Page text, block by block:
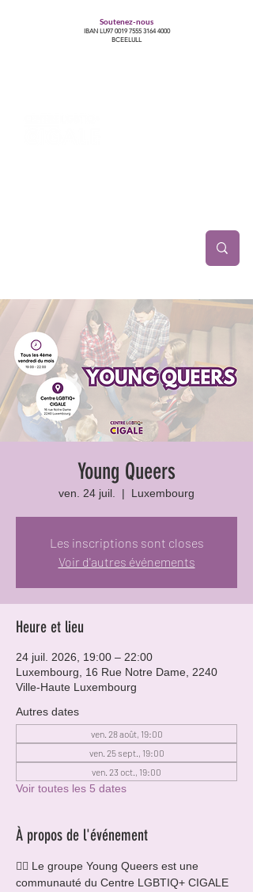
Soutenez-nous
IBAN LU97 0019 7555 3164 4000
BCEELULL
Young Queers
ven. 24 juil.
  |
Luxembourg
Les inscriptions sont closes
Voir d'autres événements
Heure et lieu
24 juil. 2026, 19:00 – 22:00
Luxembourg, 16 Rue Notre Dame, 2240
Ville-Haute Luxembourg
Autres dates
ven. 28 août, 19:00
ven. 25 sept., 19:00
ven. 23 oct., 19:00
Voir toutes les 5 dates
À propos de l'événement
🏳️‍🌈 Le groupe Young Queers est une
communauté du Centre LGBTIQ+ CIGALE